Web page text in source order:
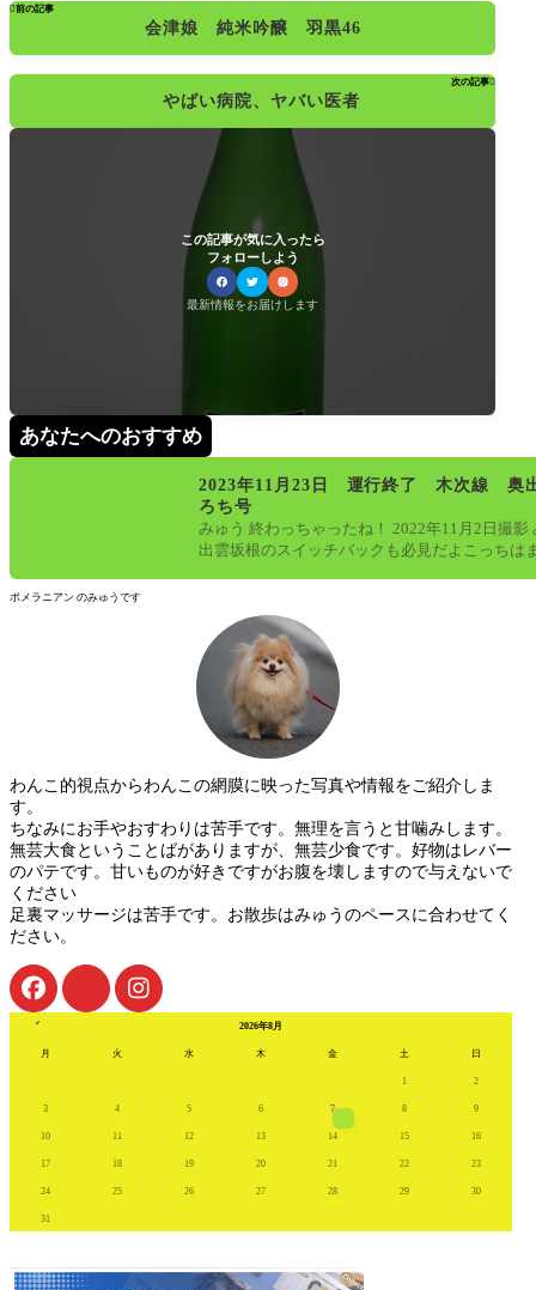
前の記事
会津娘 純米吟醸 羽黒46
次の記事
やばい病院、ヤバい医者
この記事が気に入ったら
フォローしよう
最新情報をお届けします
ポメラニアン のみゅうです
わんこ的視点からわんこの網膜に映った写真や情報をご紹介しま
す。
ちなみにお手やおすわりは苦手です。無理を言うと甘噛みします。
無芸大食ということばがありますが、無芸少食です。好物はレバー
のパテです。甘いものが好きですがお腹を壊しますので与えないで
ください
足裏マッサージは苦手です。お散歩はみゅうのペースに合わせてく
ださい。
2026年8月
月 火 水 木 金 土 日
1 2
3 4 5 6 7 8 9
10 11 12 13 14 15 16
17 18 19 20 21 22 23
24 25 26 27 28 29 30
31
あなたへのおすすめ
2023年11月23日 運行終了 木次線 奥
ろち号
みゅう 終わっちゃったね！ 2022年11月2日撮影
出雲坂根のスイッチバックも必見だよこっちは